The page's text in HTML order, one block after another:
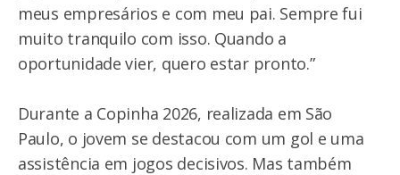
meus empresários e com meu pai. Sempre fui
muito tranquilo com isso. Quando a
oportunidade vier, quero estar pronto.”
Durante a Copinha 2026, realizada em São
Paulo, o jovem se destacou com um gol e uma
assistência em jogos decisivos. Mas também